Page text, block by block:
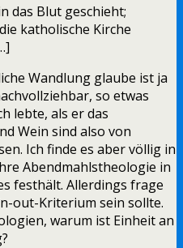
das Blut geschieht;
katholische Kirche
Wandlung glaube ist ja
so etwas
lebte, als er das
Wein sind also von
Ich finde es aber völlig in
Abendmahlstheologie in
festhält. Allerdings frage
out-Kriterium sein sollte.
warum ist Einheit an